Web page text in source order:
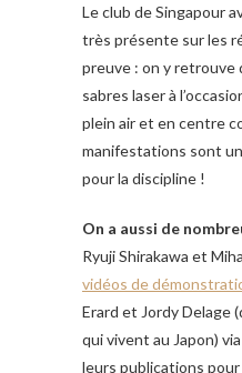
Le club de Singapour
très présente sur les
preuve : on y retrouve
sabres laser à
plein air et en centre
manifestations sont
pour la discipline !
On a aussi de
Ryuji Shirakawa et
vidéos de
Erard et Jordy Delage
qui vivent au Japon)
leurs publications